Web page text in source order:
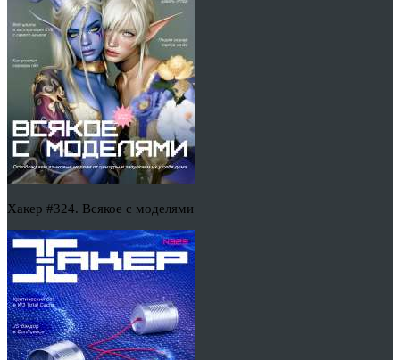
Хакер #324. Всякое с моделями